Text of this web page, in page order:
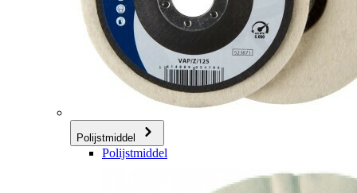
Polijstmiddel
Polijstmiddel